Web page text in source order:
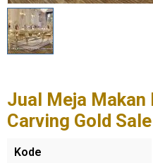
Jual Meja Makan
Carving Gold
Kode